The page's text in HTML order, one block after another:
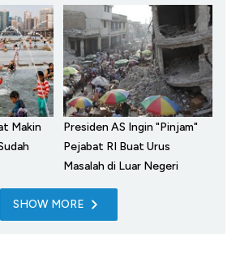
Makin
Presiden AS Ingin "Pinjam"
Pejabat RI Buat Urus
Masalah di Luar Negeri
SHOW MORE